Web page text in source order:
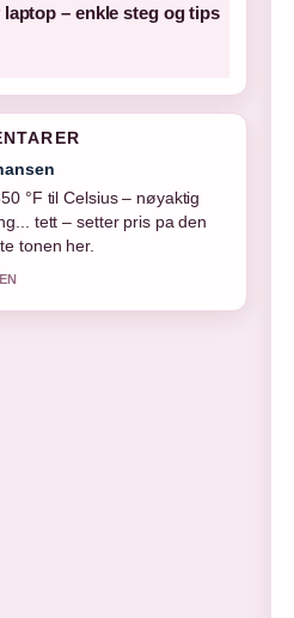
laptop – enkle steg og tips
Dahl
rundt Torshov Sport
– åpningstider, adresse
gjerne denne livestrengen